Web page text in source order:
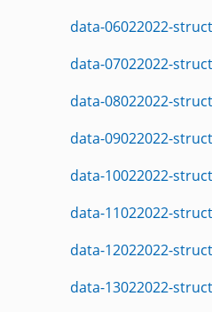
data-06022022-
data-07022022-
data-08022022-
data-09022022-
data-10022022-
data-11022022-
data-12022022-
data-13022022-